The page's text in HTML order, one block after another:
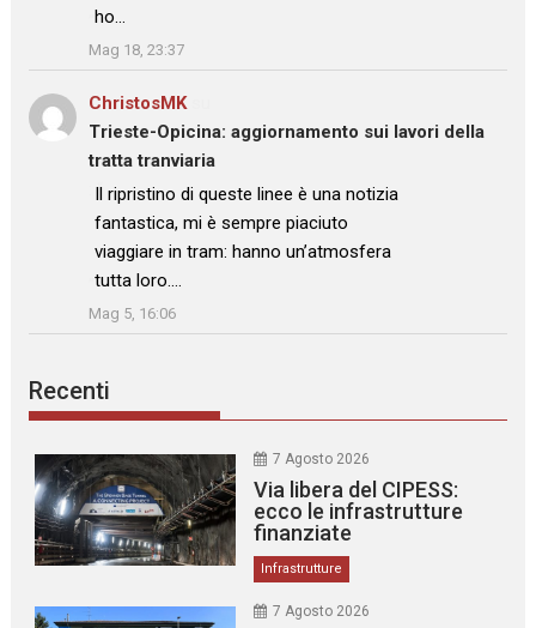
ho…
”
Mag 18, 23:37
ChristosMKsu
Trieste-Opicina: aggiornamento sui lavori della
tratta tranviaria
: “
Il ripristino di queste linee è una notizia
fantastica, mi è sempre piaciuto
viaggiare in tram: hanno un’atmosfera
tutta loro.…
”
Mag 5, 16:06
Recenti
7 Agosto 2026
Via libera del CIPESS:
ecco le infrastrutture
finanziate
Infrastrutture
7 Agosto 2026